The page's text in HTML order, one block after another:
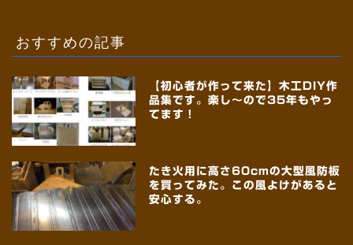
おすすめの記事
【初心者が作って来た】木工DIY作
品集です。楽し～ので35年もやっ
てます！
たき火用に高さ60cmの大型風防板
を買ってみた。この風よけがあると
安心する。